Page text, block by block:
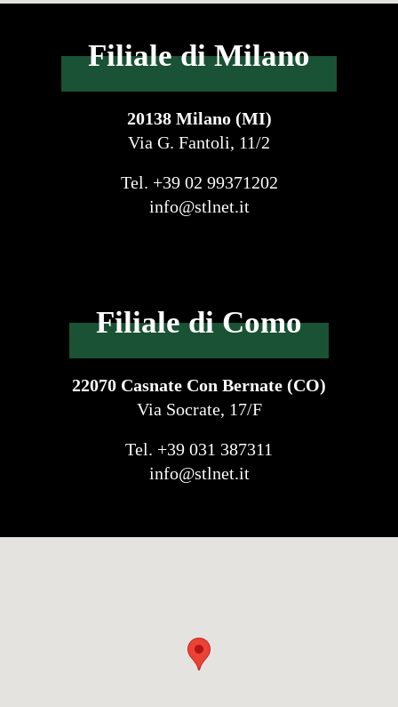
Filiale di Milano
20138 Milano (MI)
Via G. Fantoli, 11/2
Tel. +39 02 99371202
info@stlnet.it
Filiale di Como
22070 Casnate Con Bernate (CO)
Via Socrate, 17/F
Tel. +39 031 387311
info@stlnet.it